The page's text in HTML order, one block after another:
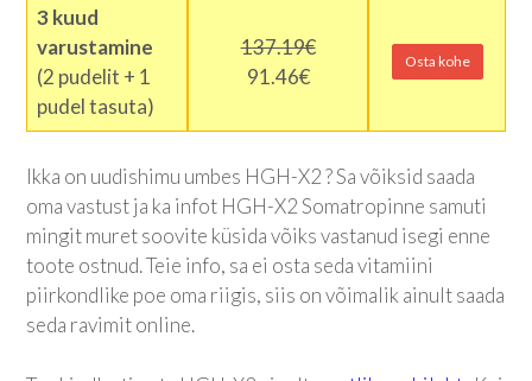
3 kuud
varustamine
(2 pudelit + 1
pudel tasuta)
137.19€
91.46€
Osta kohe
Ikka on uudishimu umbes HGH-X2 ? Sa võiksid saada
oma vastust ja ka infot HGH-X2 Somatropinne samuti
mingit muret soovite küsida võiks vastanud isegi enne
toote ostnud. Teie info, sa ei osta seda vitamiini
piirkondlike poe oma riigis, siis on võimalik ainult saada
seda ravimit online.